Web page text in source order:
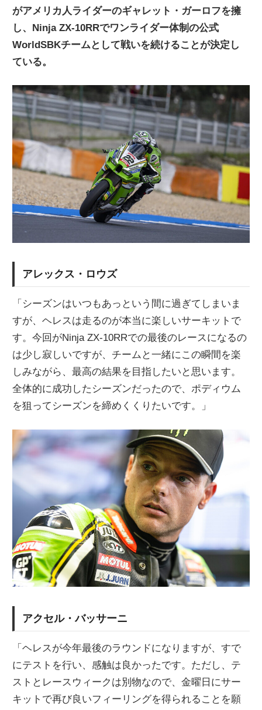
がアメリカ人ライダーのギャレット・ガーロフを擁
し、Ninja ZX-10RRでワンライダー体制の公式
WorldSBKチームとして戦いを続けることが決定し
ている。
アレックス・ロウズ
「シーズンはいつもあっという間に過ぎてしまいま
すが、ヘレスは走るのが本当に楽しいサーキットで
す。今回がNinja ZX-10RRでの最後のレースになるの
は少し寂しいですが、チームと一緒にこの瞬間を楽
しみながら、最高の結果を目指したいと思います。
全体的に成功したシーズンだったので、ポディウム
を狙ってシーズンを締めくくりたいです。」
アクセル・バッサーニ
「ヘレスが今年最後のラウンドになりますが、すで
にテストを行い、感触は良かったです。ただし、テ
ストとレースウィークは別物なので、金曜日にサー
キットで再び良いフィーリングを得られることを願